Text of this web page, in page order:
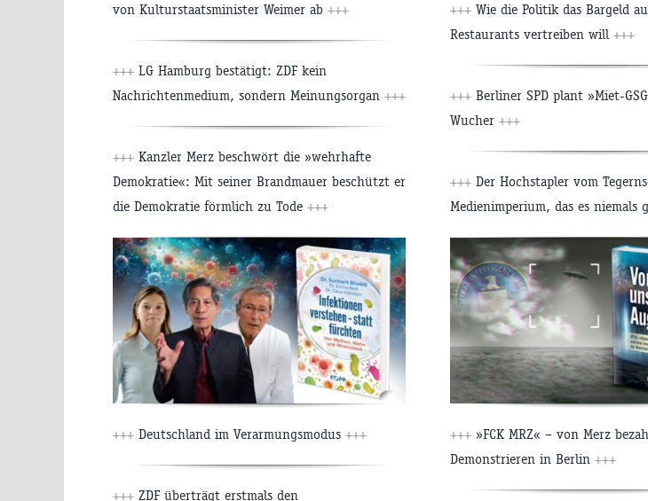
von Kulturstaatsminister Weimer ab +++
+++ LG Hamburg bestätigt: ZDF kein
Nachrichtenmedium, sondern Meinungsorgan +++
+++ Kanzler Merz beschwört die »wehrhafte
Demokratie«: Mit seiner Brandmauer beschützt er
die Demokratie förmlich zu Tode +++
+++ Deutschland im Verarmungsmodus +++
+++ ZDF überträgt erstmals den
+++ Wie die Politik das Bargeld
Restaurants vertreiben will +++
+++ Berliner SPD plant »Miet-
Wucher +++
+++ Der Hochstapler vom
Medienimperium, das es niemals
+++ »FCK MRZ« – von Merz
Demonstrieren in Berlin +++